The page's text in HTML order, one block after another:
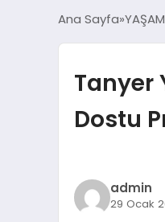
Ana Sayfa YAŞAM
Tanyer
Dostu
admin
29 Ocak